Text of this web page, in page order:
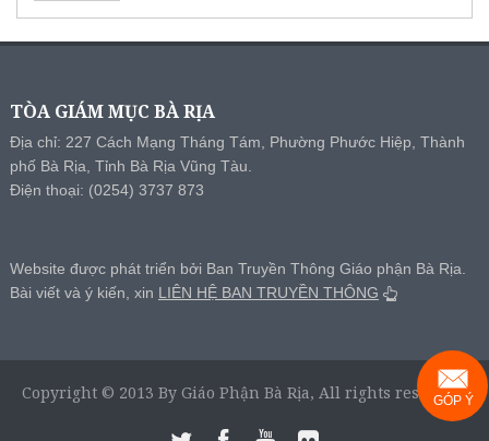
TÒA GIÁM MỤC BÀ RỊA
Địa chỉ: 227 Cách Mạng Tháng Tám, Phường Phước Hiệp, Thành
phố Bà Rịa, Tỉnh Bà Rịa Vũng Tàu.
Điện thoại: (0254) 3737 873
Website được phát triển bởi Ban Truyền Thông Giáo phận Bà Rịa.
Bài viết và ý kiến, xin LIÊN HỆ BAN TRUYỀN THÔNG
Copyright © 2013 By Giáo Phận Bà Rịa, All rights reserved.
GÓP Ý